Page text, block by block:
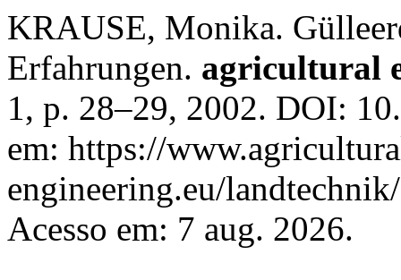
KRAUSE, Monika.
Erfahrungen. agricultural
1, p. 28–29, 2002. DOI:
em: https://
engineering.eu/
Acesso em: 7 aug. 2026.